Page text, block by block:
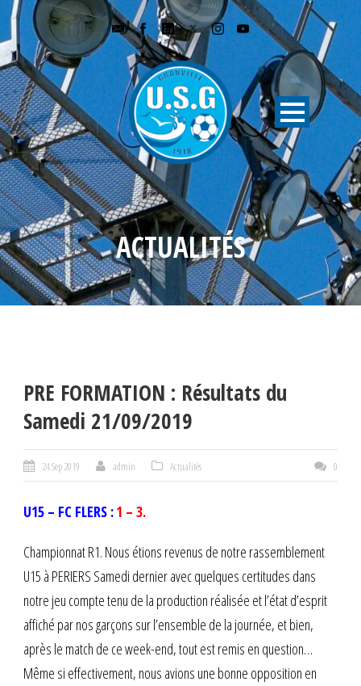
ACTUALITÉS
PRE FORMATION : Résultats du
Samedi 21/09/2019
24 Sep 2019 admin Actualités 0
U15 – FC FLERS :1 – 3.
Championnat R1. Nous étions revenus de notre rassemblement
U15 à PERIERS Samedi dernier avec quelques certitudes dans
notre jeu compte tenu de la production réalisée et l’état d’esprit
affiché par nos garçons sur l’ensemble de la journée, et bien,
après le match de ce week-end, tout est remis en question…
Même si effectivement, nous avions une bonne opposition en